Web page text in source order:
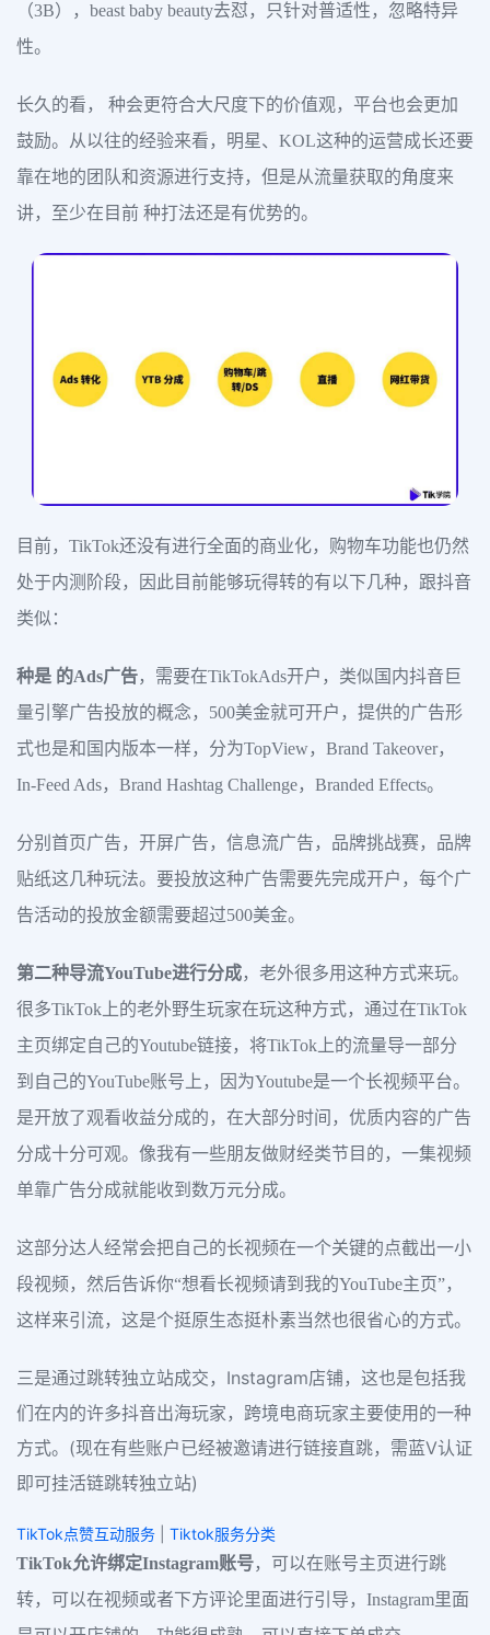
（3B），beast baby beauty去怼，只针对普适性，忽略特异
性。
长久的看， 种会更符合大尺度下的价值观，平台也会更加
鼓励。从以往的经验来看，明星、KOL这种的运营成长还要
靠在地的团队和资源进行支持，但是从流量获取的角度来
讲，至少在目前 种打法还是有优势的。
目前，TikTok还没有进行全面的商业化，购物车功能也仍然
处于内测阶段，因此目前能够玩得转的有以下几种，跟抖音
类似：
种是 的Ads广告，需要在TikTokAds开户，类似国内抖音巨
量引擎广告投放的概念，500美金就可开户，提供的广告形
式也是和国内版本一样，分为TopView，Brand Takeover，
In-Feed Ads，Brand Hashtag Challenge，Branded Effects。
分别首页广告，开屏广告，信息流广告，品牌挑战赛，品牌
贴纸这几种玩法。要投放这种广告需要先完成开户，每个广
告活动的投放金额需要超过500美金。
第二种导流YouTube进行分成，老外很多用这种方式来玩。
很多TikTok上的老外野生玩家在玩这种方式，通过在TikTok
主页绑定自己的Youtube链接，将TikTok上的流量导一部分
到自己的YouTube账号上，因为Youtube是一个长视频平台。
是开放了观看收益分成的，在大部分时间，优质内容的广告
分成十分可观。像我有一些朋友做财经类节目的，一集视频
单靠广告分成就能收到数万元分成。
这部分达人经常会把自己的长视频在一个关键的点截出一小
段视频，然后告诉你“想看长视频请到我的YouTube主页”，
这样来引流，这是个挺原生态挺朴素当然也很省心的方式。
三是通过跳转独立站成交，Instagram店铺，这也是包括我
们在内的许多抖音出海玩家，跨境电商玩家主要使用的一种
方式。(现在有些账户已经被邀请进行链接直跳，需蓝V认证
即可挂活链跳转独立站)
TikTok点赞互动服务
Tiktok服务分类
TikTok允许绑定Instagram账号，可以在账号主页进行跳
转，可以在视频或者下方评论里面进行引导，Instagram里面